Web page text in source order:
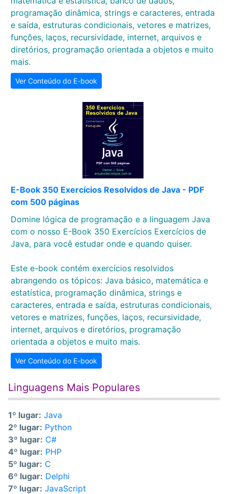
programação dinâmica, strings e caracteres, entrada
e saída, estruturas condicionais, vetores e matrizes,
funções, laços, recursividade, internet, arquivos e
diretórios, programação orientada a objetos e muito
mais.
Ver Conteúdo do E-book
E-Book 350 Exercícios Resolvidos de Java - PDF
com 500 páginas
Domine lógica de programação e a linguagem Java
com o nosso E-Book 350 Exercícios Exercícios de
Java, para você estudar onde e quando quiser.
Este e-book contém exercícios resolvidos
abrangendo os tópicos: Java básico, matemática e
estatística, programação dinâmica, strings e
caracteres, entrada e saída, estruturas condicionais,
vetores e matrizes, funções, laços, recursividade,
internet, arquivos e diretórios, programação
orientada a objetos e muito mais.
Ver Conteúdo do E-book
Linguagens Mais Populares
1º lugar: Java
2º lugar: Python
3º lugar: C#
4º lugar: PHP
5º lugar: C
6º lugar: Delphi
7º lugar: JavaScript